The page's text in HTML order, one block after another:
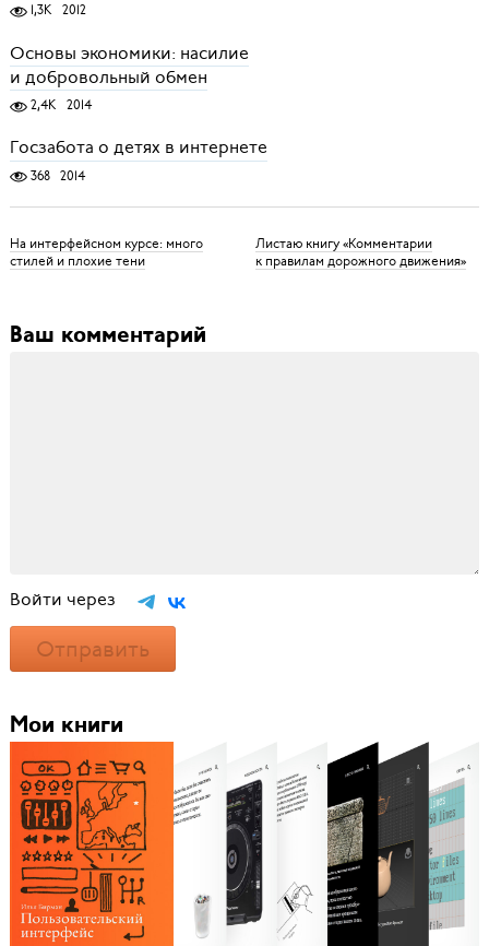
1,3K 2012
Основы экономики: насилие
и добровольный обмен
2,4K 2014
Госзабота о детях в интернете
368 2014
На интерфейсном курсе: много
стилей и плохие тени
Листаю книгу «Комментарии
к правилам дорожного движения»
Ваш комментарий
Войти через
Отправить
Мои книги